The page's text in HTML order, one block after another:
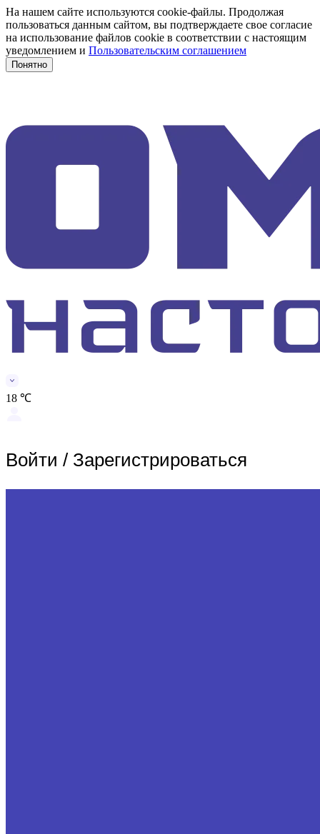
На нашем сайте используются cookie-файлы. Продолжая
пользоваться данным сайтом, вы подтверждаете свое согласие
на использование файлов cookie в соответствии с настоящим
уведомлением и Пользовательским соглашением
Понятно
18 ℃
Войти / Зарегистрироваться